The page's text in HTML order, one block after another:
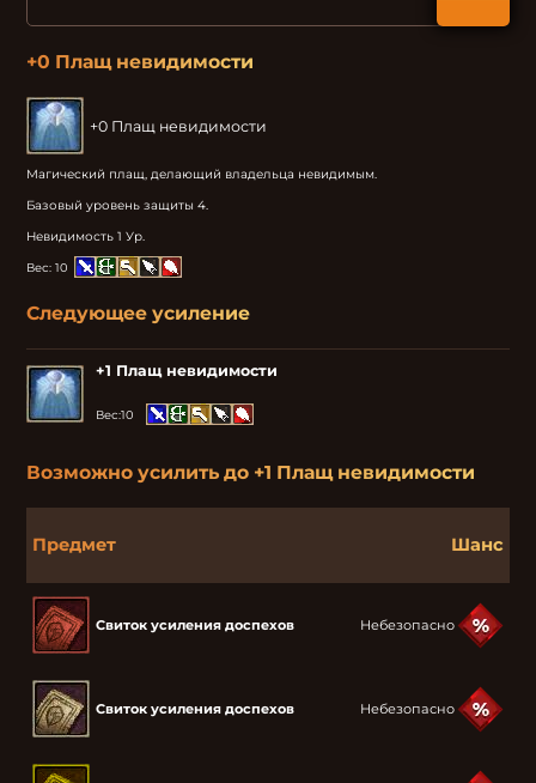
+0 Плащ невидимости
+0 Плащ невидимости
Магический плащ, делающий владельца невидимым.
Базовый уровень защиты 4.
Невидимость 1 Ур.
Вес:10
Следующее усиление
+1 Плащ невидимости
Вес:10
Возможно усилить до +1 Плащ невидимости
Предмет Шанс
Свиток усиления доспехов Небезопасно
Свиток усиления доспехов Небезопасно